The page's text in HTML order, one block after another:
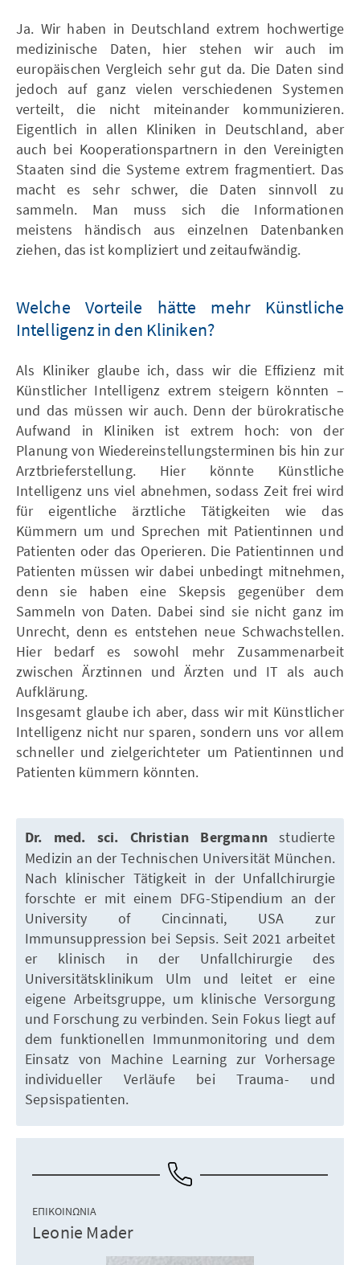
Ja. Wir haben in Deutschland extrem hochwertige
medizinische Daten, hier stehen wir auch im
europäischen Vergleich sehr gut da. Die Daten sind
jedoch auf ganz vielen verschiedenen Systemen
verteilt, die nicht miteinander kommunizieren.
Eigentlich in allen Kliniken in Deutschland, aber
auch bei Kooperationspartnern in den Vereinigten
Staaten sind die Systeme extrem fragmentiert. Das
macht es sehr schwer, die Daten sinnvoll zu
sammeln. Man muss sich die Informationen
meistens händisch aus einzelnen Datenbanken
ziehen, das ist kompliziert und zeitaufwändig.
Welche Vorteile hätte mehr Künstliche
Intelligenz in den Kliniken?
Als Kliniker glaube ich, dass wir die Effizienz mit
Künstlicher Intelligenz extrem steigern könnten –
und das müssen wir auch. Denn der bürokratische
Aufwand in Kliniken ist extrem hoch: von der
Planung von Wiedereinstellungsterminen bis hin zur
Arztbrieferstellung. Hier könnte Künstliche
Intelligenz uns viel abnehmen, sodass Zeit frei wird
für eigentliche ärztliche Tätigkeiten wie das
Kümmern um und Sprechen mit Patientinnen und
Patienten oder das Operieren. Die Patientinnen und
Patienten müssen wir dabei unbedingt mitnehmen,
denn sie haben eine Skepsis gegenüber dem
Sammeln von Daten. Dabei sind sie nicht ganz im
Unrecht, denn es entstehen neue Schwachstellen.
Hier bedarf es sowohl mehr Zusammenarbeit
zwischen Ärztinnen und Ärzten und IT als auch
Aufklärung.
Insgesamt glaube ich aber, dass wir mit Künstlicher
Intelligenz nicht nur sparen, sondern uns vor allem
schneller und zielgerichteter um Patientinnen und
Patienten kümmern könnten.
Dr. med. sci. Christian Bergmann studierte
Medizin an der Technischen Universität München.
Nach klinischer Tätigkeit in der Unfallchirurgie
forschte er mit einem DFG-Stipendium an der
University of Cincinnati, USA zur
Immunsuppression bei Sepsis. Seit 2021 arbeitet
er klinisch in der Unfallchirurgie des
Universitätsklinikum Ulm und leitet er eine
eigene Arbeitsgruppe, um klinische Versorgung
und Forschung zu verbinden. Sein Fokus liegt auf
dem funktionellen Immunmonitoring und dem
Einsatz von Machine Learning zur Vorhersage
individueller Verläufe bei Trauma- und
Sepsispatienten.
ΕΠΙΚΟΙΝΩΝΊΑ
Leonie Mader